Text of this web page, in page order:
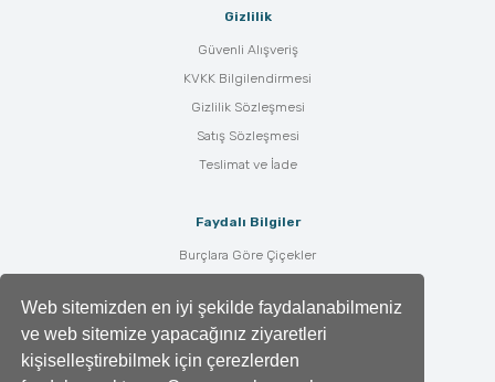
Web sitemizden en iyi şekilde faydalanabilmeniz
ve web sitemize yapacağınız ziyaretleri
kişiselleştirebilmek için çerezlerden
Gizlilik
Güvenli Alışveriş
KVKK Bilgilendirmesi
Gizlilik Sözleşmesi
Satış Sözleşmesi
Teslimat ve İade
Faydalı Bilgiler
Burçlara Göre Çiçekler
Çiçek Anlamları
Tüm Blog Yazıları